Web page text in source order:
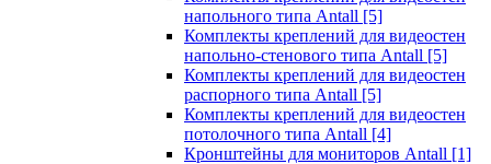
напольного типа Antall [5]
Комплекты креплений для видеостен
напольно-стенового типа Antall [5]
Комплекты креплений для видеостен
распорного типа Antall [5]
Комплекты креплений для видеостен
потолочного типа Antall [4]
Кронштейны для мониторов Antall [1]